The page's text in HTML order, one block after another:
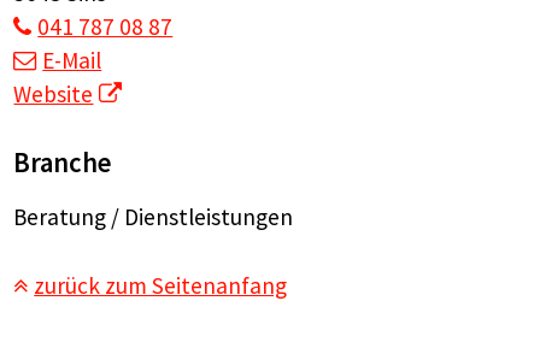
041 787 08 87
E-Mail
Website
Branche
Beratung / Dienstleistungen
zurück zum Seitenanfang